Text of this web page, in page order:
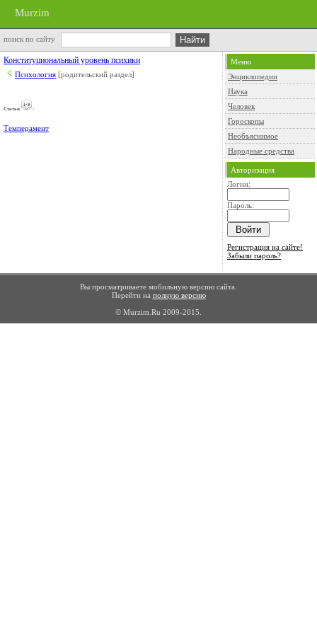
Murzim
поиск по сайту
Конституциональный уровень психики
Психология [родительский раздел]
Cтатьи :
Темперамент
Меню
Энциклопедии
Наука
Человек
Гороскопы
Необъяснимое
Народные средства
Авторизация
Логин:
Пароль:
Регистрация на сайте!
Забыли пароль?
Вы просматриваете мобильную версию сайта.
Перейти на полную версию
© Murzim.Ru 2009-2015.